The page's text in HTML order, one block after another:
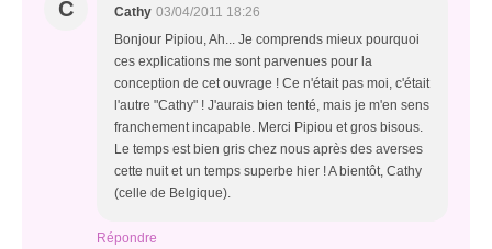
C Cathy 03/04/2011 18:26
Bonjour Pipiou, Ah... Je comprends mieux pourquoi
ces explications me sont parvenues pour la
conception de cet ouvrage ! Ce n'était pas moi, c'était
l'autre "Cathy" ! J'aurais bien tenté, mais je m'en sens
franchement incapable. Merci Pipiou et gros bisous.
Le temps est bien gris chez nous après des averses
cette nuit et un temps superbe hier ! A bientôt, Cathy
(celle de Belgique).
Répondre